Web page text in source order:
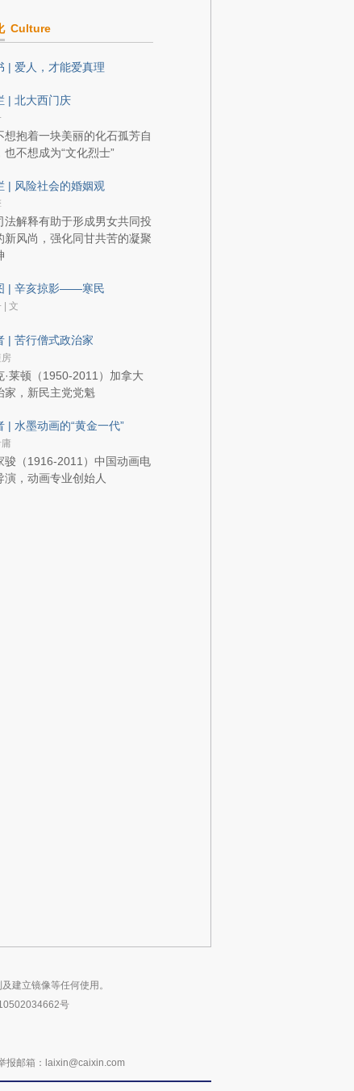
Culture
| 爱人，才能爱真理
| 北大西门庆
想抱着一块美丽的化石孤芳自
也不想成为“文化烈士”
| 风险社会的婚姻观
法解释有助于形成男女共同投
新风尚，强化同甘共苦的凝聚
| 辛亥掠影——寒民
| 文
| 苦行僧式政治家
房
·莱顿（1950-2011）加拿大
家，新民主党党魁
| 水墨动画的“黄金一代”
骏（1916-2011）中国动画电
演，动画专业创始人
建立镜像等任何使用。
号
报邮箱：laixin@caixin.com